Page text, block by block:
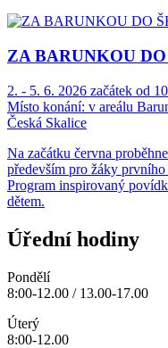
ZA BARUNKOU
2. - 5. 6. 2026 začátek od
Místo konání: v areálu
Česká Skalice
Na začátku června
především pro žáky prvního
Program inspirovaný
dětem.
Úřední hodiny
Pondělí
8:00-12.00 / 13.00-17.00
Úterý
8:00-12.00